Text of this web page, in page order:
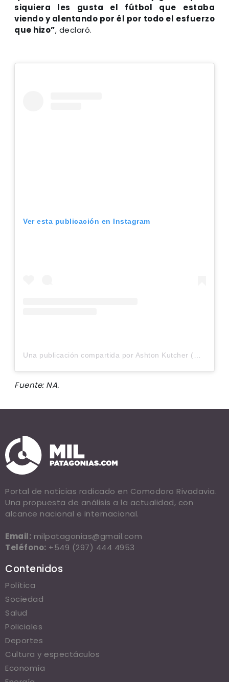
siquiera les gusta el fútbol que estaba
viendo y alentando por él por todo el esfuerzo
que hizo”, declaró.
Ver esta publicación en Instagram
Fuente: NA.
Portal de noticias radicado en Comodoro Rivadavia.
Una propuesta de análisis a la actualidad, con
alcance nacional e internacional.
Email: milpatagonias@gmail.com
Teléfono: +549 (297) 444 4953
Contenidos
Política
Sociedad
Salud
Policiales
Deportes
Cultura y espectáculos
Economía